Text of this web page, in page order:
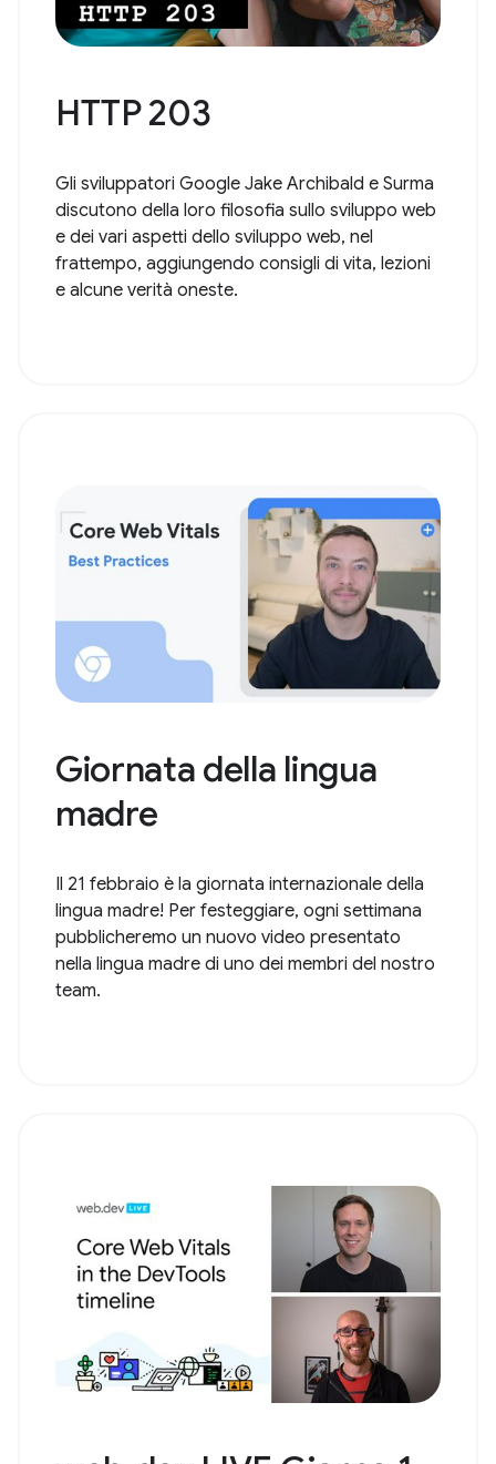
HTTP 203
Gli sviluppatori Google Jake Archibald e Surma
discutono della loro filosofia sullo sviluppo web
e dei vari aspetti dello sviluppo web, nel
frattempo, aggiungendo consigli di vita, lezioni
e alcune verità oneste.
Giornata della lingua
madre
Il 21 febbraio è la giornata internazionale della
lingua madre! Per festeggiare, ogni settimana
pubblicheremo un nuovo video presentato
nella lingua madre di uno dei membri del nostro
team.